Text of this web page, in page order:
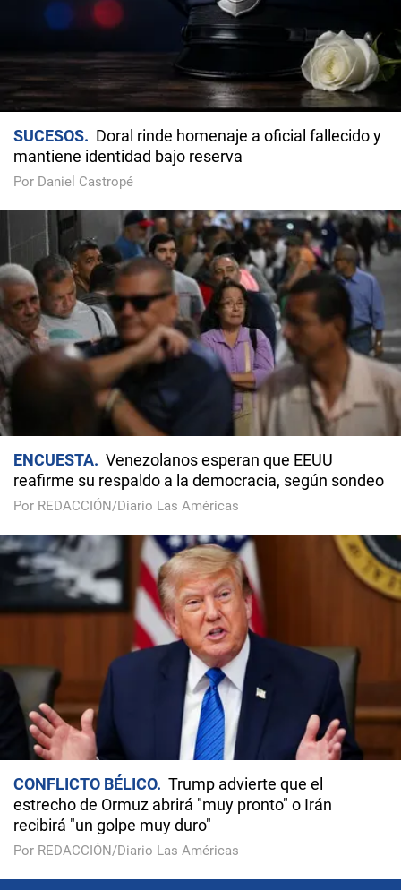
SUCESOS
Doral rinde homenaje a oficial fallecido y
mantiene identidad bajo reserva
Por Daniel Castropé
ENCUESTA
Venezolanos esperan que EEUU
reafirme su respaldo a la democracia, según sondeo
Por REDACCIÓN/Diario Las Américas
CONFLICTO BÉLICO
Trump advierte que el
estrecho de Ormuz abrirá "muy pronto" o Irán
recibirá "un golpe muy duro"
Por REDACCIÓN/Diario Las Américas